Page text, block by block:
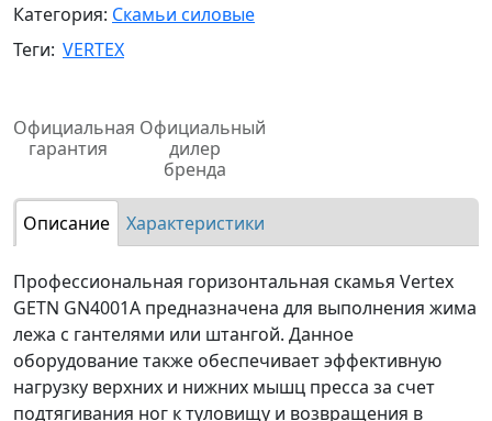
Категория: Скамьи силовые
Теги: VERTEX
Официальная
гарантия
Официальный
дилер
бренда
Описание Характеристики
Профессиональная горизонтальная скамья Vertex
GETN GN4001A предназначена для выполнения жима
лежа с гантелями или штангой. Данное
оборудование также обеспечивает эффективную
нагрузку верхних и нижних мышц пресса за счет
подтягивания ног к туловищу и возвращения в